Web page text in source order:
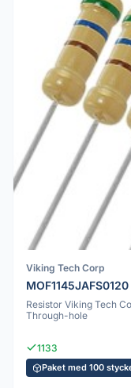
Viking Tech Corp
MOF1145JAFS0120
Resistor Viking Tech
Through-hole
1133
Paket med 100